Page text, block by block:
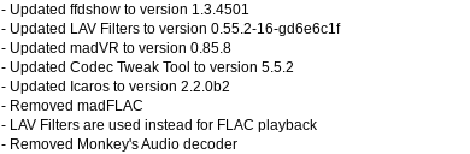
- Updated ffdshow to version 1.3.4501
- Updated LAV Filters to version 0.55.2-16-gd6e6c1f
- Updated madVR to version 0.85.8
- Updated Codec Tweak Tool to version 5.5.2
- Updated Icaros to version 2.2.0b2
- Removed madFLAC
- LAV Filters are used instead for FLAC playback
- Removed Monkey's Audio decoder